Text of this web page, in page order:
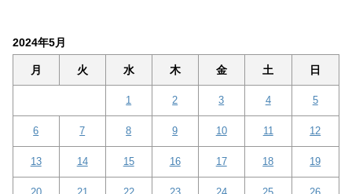
2024年5月
月 火 水 木 金 土 日
1 2 3 4 5
6 7 8 9 10 11 12
13 14 15 16 17 18 19